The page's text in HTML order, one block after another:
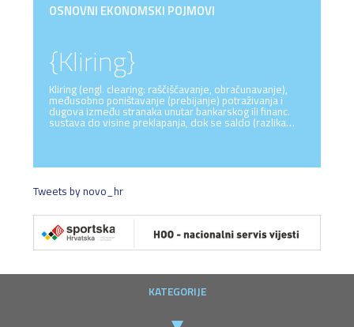
OSNOVNI EKONOMSKI POJMOVI
{Kliring}
Kliring (engl. clearing: raščišćavanje, obračunavanje),
međusobno poništavanje (prebijanje) potraživanja i
dugova između stranaka unutar bankarskog ili financ.
sustava do visine preklapanja, dok se saldo (razlika…
Tweets by novo_hr
KATEGORIJE